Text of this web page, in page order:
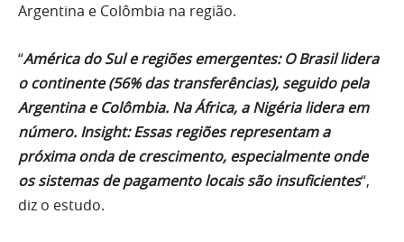
Argentina e Colômbia na região.
“América do Sul e regiões emergentes: O Brasil lidera
o continente (56% das transferências), seguido pela
Argentina e Colômbia. Na África, a Nigéria lidera em
número. Insight: Essas regiões representam a
próxima onda de crescimento, especialmente onde
os sistemas de pagamento locais são insuficientes“,
diz o estudo.